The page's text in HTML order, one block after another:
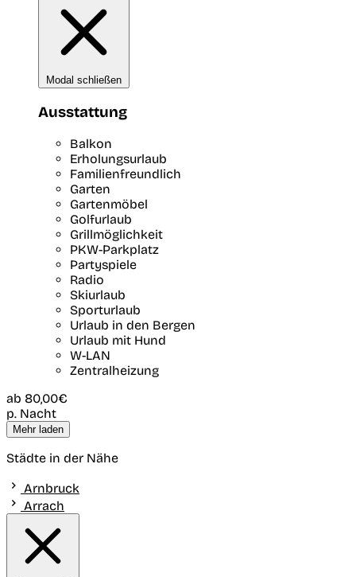
Modal schließen
Ausstattung
Balkon
Erholungsurlaub
Familienfreundlich
Garten
Gartenmöbel
Golfurlaub
Grillmöglichkeit
PKW-Parkplatz
Partyspiele
Radio
Skiurlaub
Sporturlaub
Urlaub in den Bergen
Urlaub mit Hund
W-LAN
Zentralheizung
ab 80,00€
p. Nacht
Mehr laden
Städte in der Nähe
Arnbruck
Arrach